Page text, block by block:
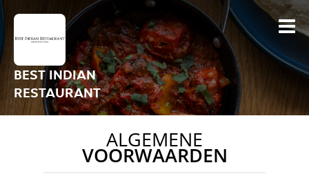
BEST INDIAN
RESTAURANT
ALGEMENE
VOORWAARDEN